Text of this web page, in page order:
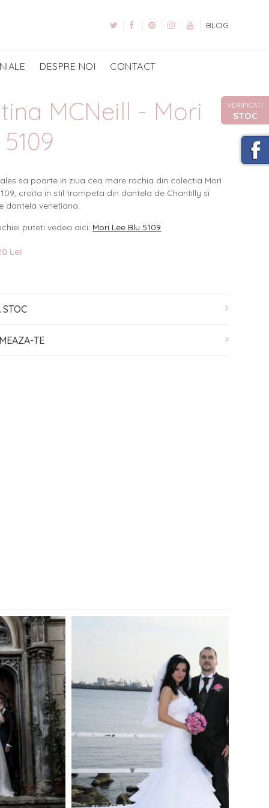
BLOG
DESPRE NOI CONTACT
MCNeill - Mori
sa poarte in ziua cea mare rochia din colectia Mori
croita in stil trompeta din dantela de Chantilly si
dantela venetiana.
puteti vedea aici: Mori Lee Blu 5109
Lei
STOC
TE
VERIFICATI
STOC